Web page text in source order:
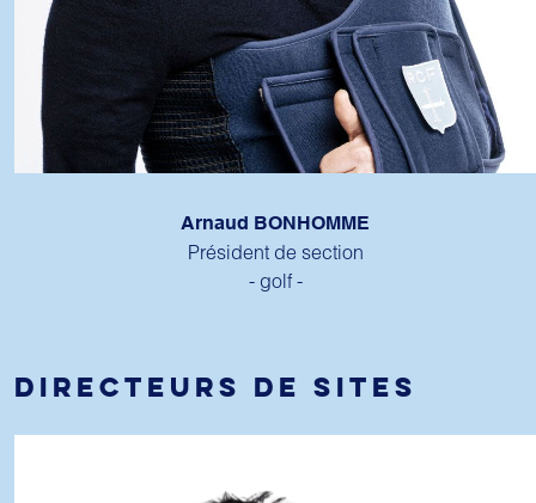
Arnaud BONHOMME
Président de section
- golf -
DIRECTEURS DE SITES